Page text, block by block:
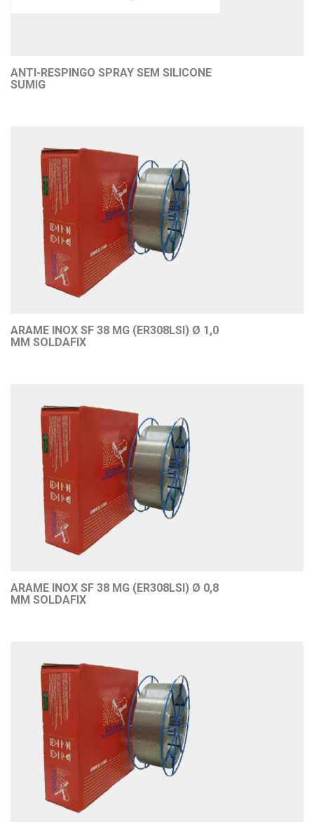
ANTI-RESPINGO SPRAY SEM SILICONE
SUMIG
ARAME INOX SF 38 MG (ER308LSI) Ø 1,0
MM SOLDAFIX
ARAME INOX SF 38 MG (ER308LSI) Ø 0,8
MM SOLDAFIX